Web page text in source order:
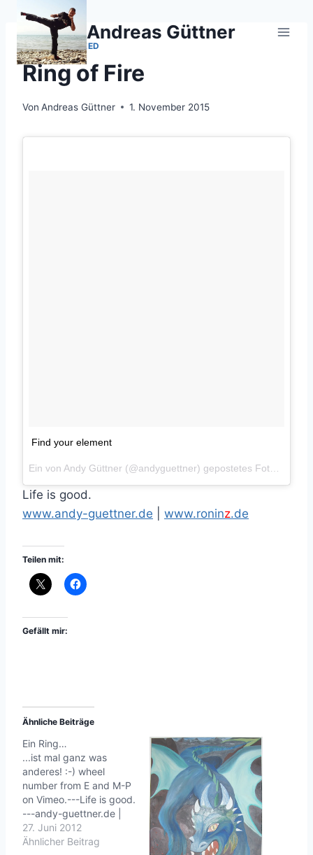
Zum
springen
Andreas Güttner
UNCATEGORIZED
Ring of Fire
Von Andreas Güttner 1. November 2015
Find your element
Life is good.
www.andy-guettner.de
www.roninz.de
Teilen mit:
Gefällt mir:
Ähnliche Beiträge
Ein Ring…
...ist mal ganz was
anderes! :-) wheel
number from E and M-P
on Vimeo.---Life is good.
---andy-guettner.de |
roninz.de
27. Juni 2012
Ähnlicher Beitrag